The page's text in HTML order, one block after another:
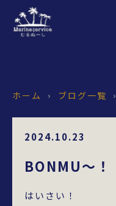
ホーム › ブログ一覧 ›
2024.10.23
BONMU～！
はいさい！